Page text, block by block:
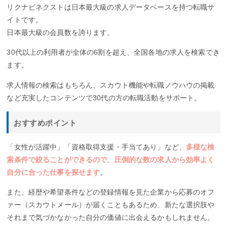
リクナビネクストは日本最大級の求人データベースを持つ転職サ
イトです。
日本最大級の会員数を誇ります。
30代以上の利用者が全体の6割を超え、全国各地の求人を検索でき
ます。
求人情報の検索はもちろん、スカウト機能や転職ノウハウの掲載
など充実したコンテンツで30代の方の転職活動をサポート。
おすすめポイント
「女性が活躍中」「資格取得支援・手当てあり」など、 多様な検
索条件で絞ることができるので、圧倒的な数の求人から効率よく
自分に合った仕事を探せます。
また、経歴や希望条件などの登録情報を見た企業から応募のオフ
ァー（スカウトメール）が届くこともあるため、新たな選択肢や
それまで気づかなかった自分の価値に出会えるかもしれません。